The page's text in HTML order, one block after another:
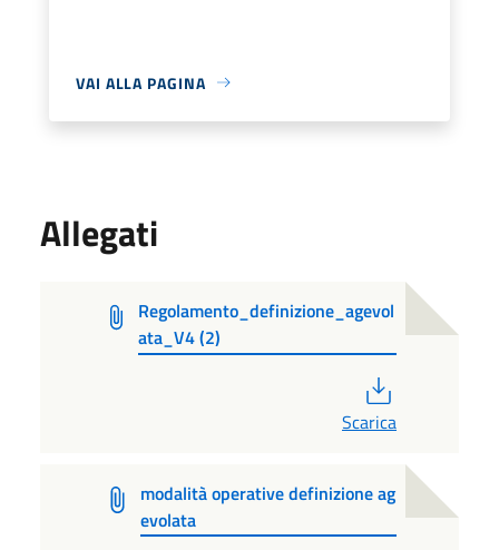
VAI ALLA PAGINA
Allegati
Regolamento_definizione_agevol
ata_V4 (2)
Scarica
modalità operative definizione ag
evolata